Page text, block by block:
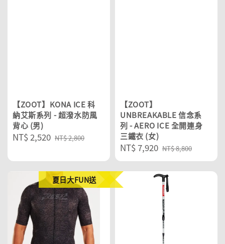
【ZOOT】KONA ICE 科
納艾斯系列 - 超潑水防風
背心 (男)
Sale
NT$ 2,520 Regular
NT$ 2,800
【ZOOT】
UNBREAKABLE 信念系
列 - AERO ICE 全開連身
三鐵衣 (女)
Sale
price
NT$ 7,920 Regular
price
NT$ 8,800
夏日大FUN送